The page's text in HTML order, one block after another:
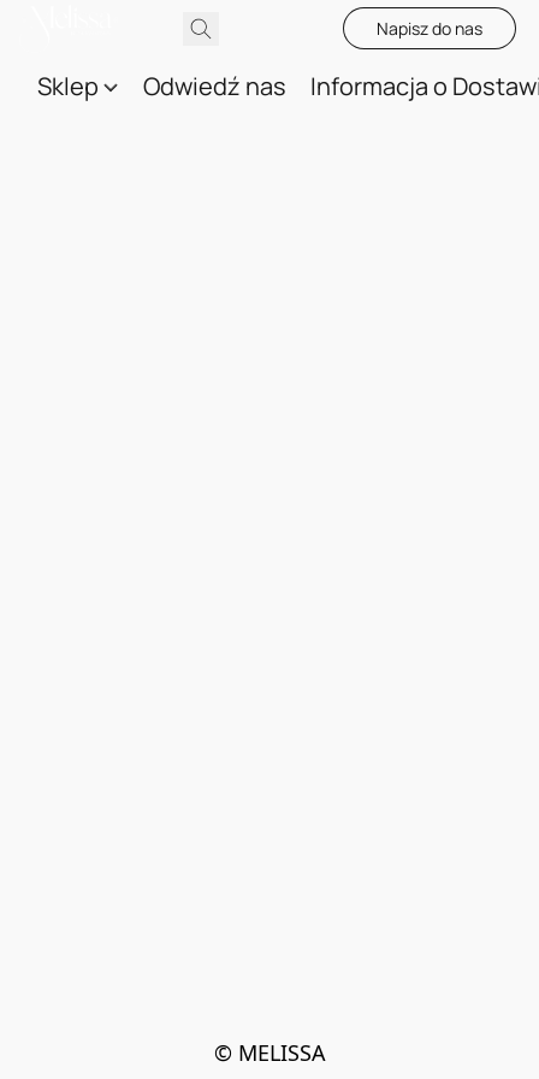
Napisz do nas
Sklep Odwiedź nas Informacja o
© MELISSA